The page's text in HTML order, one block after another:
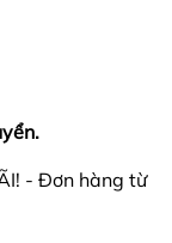
- Đơn hàng từ